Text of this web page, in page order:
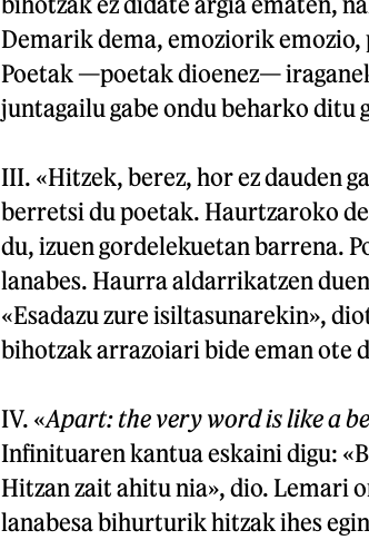
Demarik dema, emoziorik
Poetak —poetak dioenez—
juntagailu gabe ondu beharko ditu
III. «Hitzek, berez, hor ez dauden
berretsi du poetak. Haurtzaroko
du, izuen gordelekuetan barrena.
lanabes. Haurra aldarrikatzen
«Esadazu zure isiltasunarekin»,
bihotzak arrazoiari bide eman ote
IV. «Apart: the very word is like a
Infinituaren kantua eskaini digu:
Hitzan zait ahitu nia», dio. Lemari
lanabesa bihurturik hitzak ihes